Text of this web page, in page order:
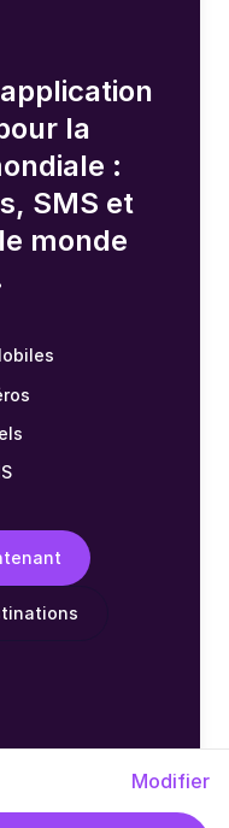
Modifier
la
:
SMS et
monde